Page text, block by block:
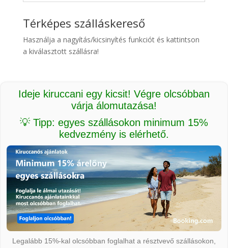
Térképes szálláskereső
Használja a nagyítás/kicsinyítés funkciót és kattintson
a kiválasztott szállásra!
Ideje kiruccani egy kicsit! Végre olcsóbban
várja álomutazása!
💡 Tipp: egyes szállásokon minimum 15%
kedvezmény is elérhető.
Legalább 15%-kal olcsóbban foglalhat a résztvevő szállásokon,